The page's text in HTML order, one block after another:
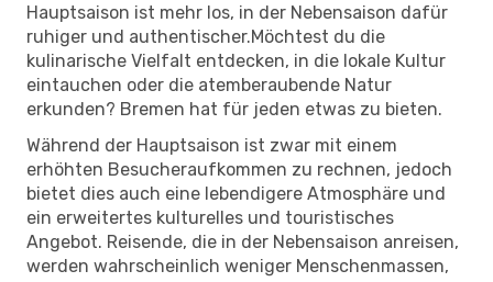
Hauptsaison ist mehr los, in der Nebensaison dafür
ruhiger und authentischer.Möchtest du die
kulinarische Vielfalt entdecken, in die lokale Kultur
eintauchen oder die atemberaubende Natur
erkunden? Bremen hat für jeden etwas zu bieten.
Während der Hauptsaison ist zwar mit einem
erhöhten Besucheraufkommen zu rechnen, jedoch
bietet dies auch eine lebendigere Atmosphäre und
ein erweitertes kulturelles und touristisches
Angebot. Reisende, die in der Nebensaison anreisen,
werden wahrscheinlich weniger Menschenmassen,